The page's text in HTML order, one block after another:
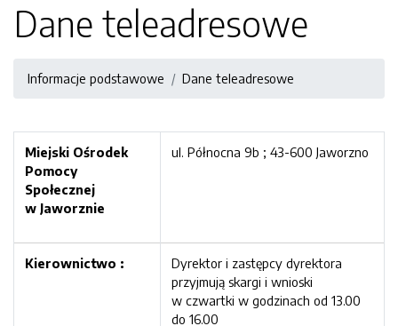
Dane teleadresowe
Informacje podstawowe Dane teleadresowe
Miejski Ośrodek
Pomocy
Społecznej
w Jaworznie
ul. Północna 9b ; 43-600 Jaworzno
Kierownictwo :
Dyrektor i zastępcy dyrektora
przyjmują skargi i wnioski
w czwartki w godzinach od 13.00
do 16.00